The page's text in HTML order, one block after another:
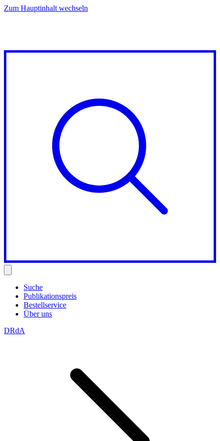
Zum Hauptinhalt wechseln
Suche
Publikationspreis
Bestellservice
Über uns
DRdA